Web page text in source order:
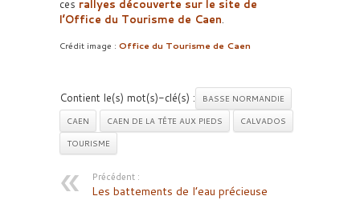
ces rallyes découverte sur le site de
l’Office du Tourisme de Caen.
Crédit image : Office du Tourisme de Caen
Contient le(s) mot(s)-clé(s) :
BASSE NORMANDIE
CAEN
CAEN DE LA TÊTE AUX PIEDS
CALVADOS
TOURISME
Précédent :
Les battements de l’eau précieuse